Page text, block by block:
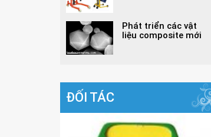
Phát triển các vật
liệu composite mới
ĐỐI TÁC